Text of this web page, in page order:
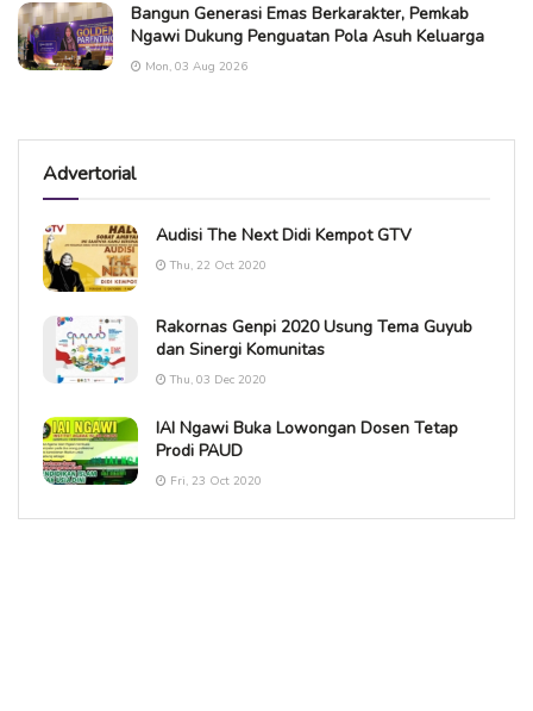
Bangun Generasi Emas Berkarakter, Pemkab
Ngawi Dukung Penguatan Pola Asuh Keluarga
Mon, 03 Aug 2026
Advertorial
Audisi The Next Didi Kempot GTV
Thu, 22 Oct 2020
Rakornas Genpi 2020 Usung Tema Guyub
dan Sinergi Komunitas
Thu, 03 Dec 2020
IAI Ngawi Buka Lowongan Dosen Tetap
Prodi PAUD
Fri, 23 Oct 2020